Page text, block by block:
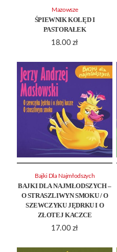
ŚPIEWNIK KOLĘD I
PASTORAŁEK
18.00 zł
Mazowsze
BAJKI DLA NAJMŁODSZYCH –
O STRASZLIWYN SMOKU / O
SZEWCZYKU JĘDRKU I O
ZŁOTEJ KACZCE
17.00 zł
Bajki Dla Najmłodszych